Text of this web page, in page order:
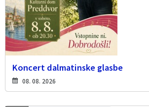
Koncert dalmatinske glasbe
08. 08. 2026